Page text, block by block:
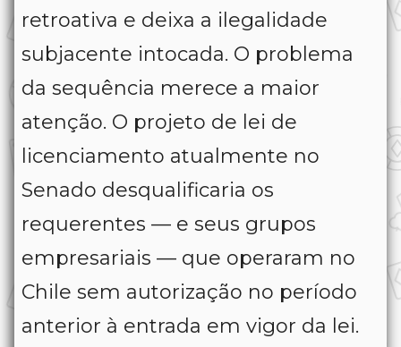
retroativa e deixa a ilegalidade
subjacente intocada. O problema
da sequência merece a maior
atenção. O projeto de lei de
licenciamento atualmente no
Senado desqualificaria os
requerentes — e seus grupos
empresariais — que operaram no
Chile sem autorização no período
anterior à entrada em vigor da lei.